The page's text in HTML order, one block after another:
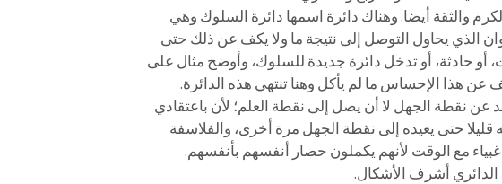
والثقة أيضا. وهناك دائرة اسمها دائرة السلوك وهي
الذي يحاول التوصل إلى نتيجة ما ولا يكف عن ذلك حتى
أو حادثة، أو تدخل دائرة جديدة للسلوك، وأوضح مثال على
عن هذا الإحساس ما لم يأكل وهنا تنتهي هذه الدائرة.
عن نقطة الجهل لا أن يصل إلى نقطة العلم؛ لأن باعتقادي
حتى يعيده إلى نقطة الجهل مرة أخرى، والفلاسفة
مع الوقت لأنهم يكملون حصار أنفسهم بأنفسهم.
أشرف الأشكال.